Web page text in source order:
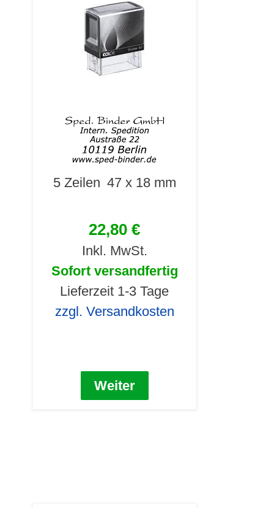
5 Zeilen 47 x 18 mm
22,80 €
Inkl. MwSt.
Sofort versandfertig
Lieferzeit 1-3 Tage
zzgl. Versandkosten
Weiter